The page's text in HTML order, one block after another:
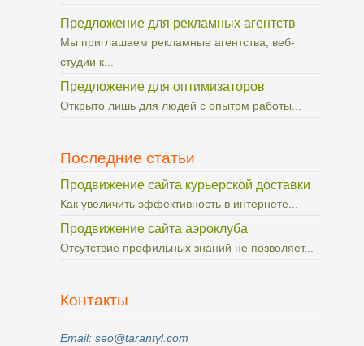
Предложение для рекламных агентств
Мы приглашаем рекламные агентства, веб-
студии к...
Предложение для оптимизаторов
Открыто лишь для людей с опытом работы...
Последние статьи
Продвижение сайта курьерской доставки
Как увеличить эффективность в интернете...
Продвижение сайта аэроклуба
Отсутствие профильных знаний не позволяет...
Контакты
Email: seo@tarantyl.com